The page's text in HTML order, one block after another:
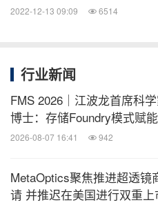
2022-12-13 09:09 6514
行业新闻
FMS 2026｜江波龙首席科
博士：存储Foundry模式赋
2026-08-07 16:41 942
MetaOptics聚焦推进超透
请 并推迟在美国进行双重上